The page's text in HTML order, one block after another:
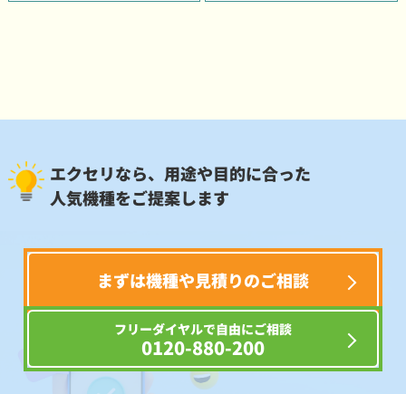
エクセリなら、用途や目的に合った
人気機種をご提案します
まずは機種や見積りのご相談
フリーダイヤルで自由にご相談
0120-880-200